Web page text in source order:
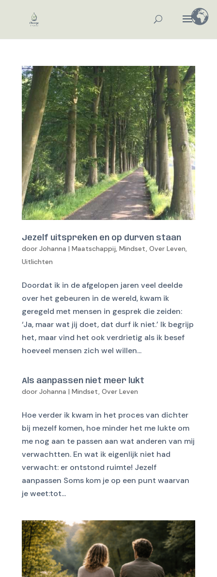
Jezelf uitspreken en op durven staan
door Johanna | Maatschappij, Mindset, Over Leven,
Uitlichten
Doordat ik in de afgelopen jaren veel deelde
over het gebeuren in de wereld, kwam ik
geregeld met mensen in gesprek die zeiden:
‘Ja, maar wat jij doet, dat durf ik niet.’ Ik begrijp
het, maar vind het ook verdrietig als ik besef
hoeveel mensen zich wel willen...
Als aanpassen niet meer lukt
door Johanna | Mindset, Over Leven
Hoe verder ik kwam in het proces van dichter
bij mezelf komen, hoe minder het me lukte om
me nog aan te passen aan wat anderen van mij
verwachtten. En wat ik eigenlijk niet had
verwacht: er ontstond ruimte! Jezelf
aanpassen Soms kom je op een punt waarvan
je weet:tot...